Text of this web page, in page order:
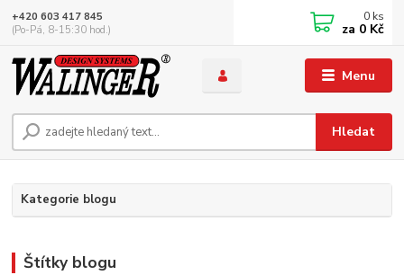
Menu
Hledat
+420 603 417 845
(Po-Pá, 8-15:30 hod.)
0 ks
za 0 Kč
Kategorie blogu
Štítky blogu